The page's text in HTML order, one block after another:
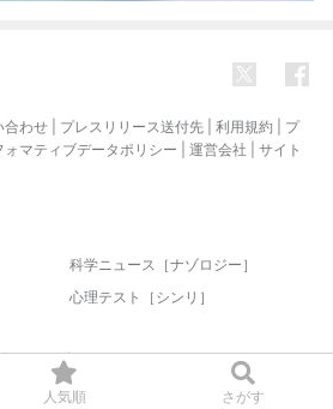
人気順 さがす
合わせ プレスリリース送付先 利用規約
プ
ォマティブデータポリシー 運営会社
サイト
科学ニュース［ナゾロジー］
心理テスト［シンリ］
reserved.